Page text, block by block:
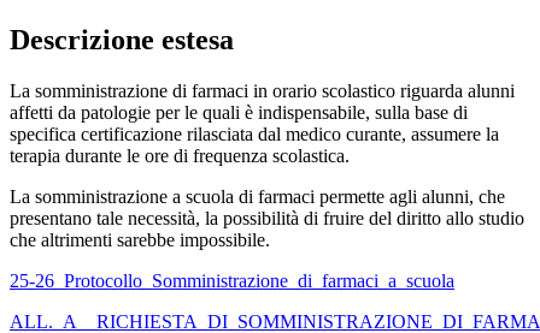
Descrizione estesa
La somministrazione di farmaci in orario scolastico riguarda alunni
affetti da patologie per le quali è indispensabile, sulla base di
specifica certificazione rilasciata dal medico curante, assumere la
terapia durante le ore di frequenza scolastica.
La somministrazione a scuola di farmaci permette agli alunni, che
presentano tale necessità, la possibilità di fruire del diritto allo studio
che altrimenti sarebbe impossibile.
25-26_Protocollo_Somministrazione_di_farmaci_a_scuola